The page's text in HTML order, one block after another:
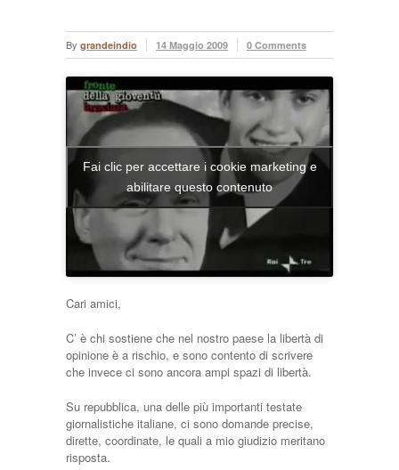
By grandeindio 14 Maggio 2009 0 Comments
Fai clic per accettare i cookie marketing e
abilitare questo contenuto
Cari amici,
C’ è chi sostiene che nel nostro paese la libertà di
opinione è a rischio, e sono contento di scrivere
che invece ci sono ancora ampi spazi di libertà.
Su repubblica, una delle più importanti testate
giornalistiche italiane, ci sono domande precise,
dirette, coordinate, le quali a mio giudizio meritano
risposta.